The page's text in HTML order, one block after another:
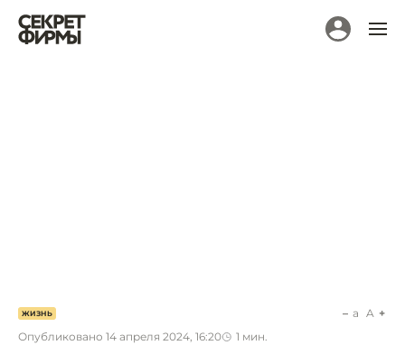
ЖИЗНЬ
Опубликовано 14 апреля 2024, 16:20 1 мин.
a A